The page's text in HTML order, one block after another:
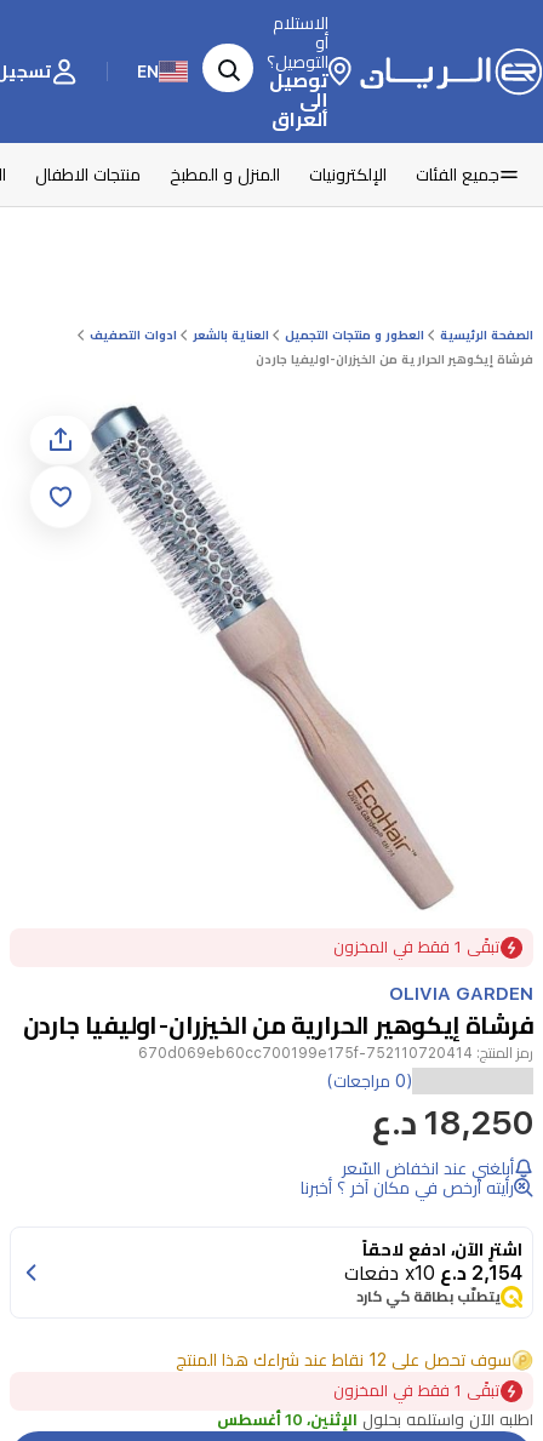
الاستلام
أو
التوصيل؟
توصيل
إلى
العراق
EN تسجيل
جميع الفئات الإلكترونيات المنزل و المطبخ منتجات الاطفال
الصفحة الرئيسية العطور و منتجات التجميل العناية بالشعر
ادوات التصفيف
فرشاة إيكوهير الحرارية من الخيزران-اوليفيا جاردن
1
تبقًى 1 فقط في المخزون
OLIVIA GARDEN
فرشاة إيكوهير الحرارية من الخيزران-اوليفيا جاردن
رمز المنتج: 752110720414-670d069eb60cc700199e175f
(0 مراجعات)
18,250 د.ع
أبلغني عند انخفاض السّعر
رأيته أرخص في مكان آخر ؟ أخبرنا
اشترِ الآن، ادفع لاحقاً
2,154 د.ع x10 دفعات
يتطلّب بطاقة كي كارد
سوف تحصل على 12 نقاط عند شراءك هذا المنتج
تبقًى 1 فقط في المخزون
اطلبه الآن واستلمه بحلول الإثنين، 10 أغسطس